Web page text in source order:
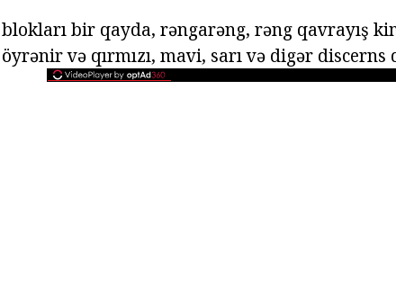
blokları bir qayda, rəngarəng, rəng qavrayış
öyrənir və qırmızı, mavi, sarı və digər